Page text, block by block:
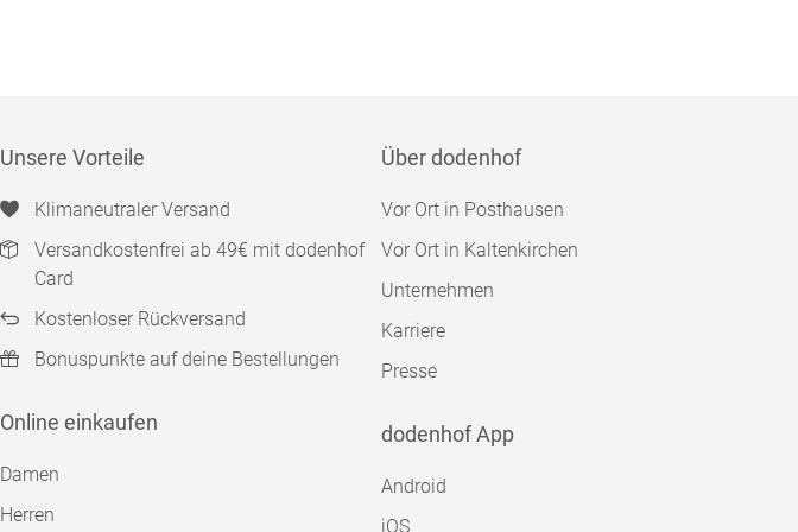
Unsere Vorteile
Klimaneutraler Versand
Versandkostenfrei ab 49€ mit dodenhof
Card
Kostenloser Rückversand
Bonuspunkte auf deine Bestellungen
Online einkaufen
Damen
Herren
Über dodenhof
Vor Ort in Posthausen
Vor Ort in Kaltenkirchen
Unternehmen
Karriere
Presse
dodenhof App
Android
iOS